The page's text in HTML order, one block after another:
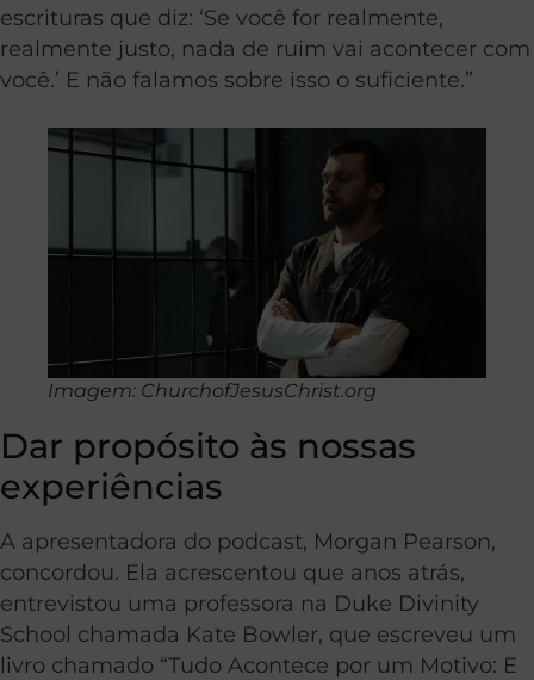
escrituras que diz: ‘Se você for realmente,
realmente justo, nada de ruim vai acontecer com
você.’ E não falamos sobre isso o suficiente.”
Imagem: ChurchofJesusChrist.org
Dar propósito às nossas
experiências
A apresentadora do podcast, Morgan Pearson,
concordou. Ela acrescentou que anos atrás,
entrevistou uma professora na Duke Divinity
School chamada Kate Bowler, que escreveu um
livro chamado “Tudo Acontece por um Motivo: E